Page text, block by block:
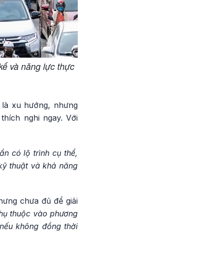
và năng lực thực
xu hướng, nhưng
nghi ngay. Với
có lộ trình cụ thể,
thuật và khả năng
chưa đủ để giải
thuộc vào phương
không đồng thời